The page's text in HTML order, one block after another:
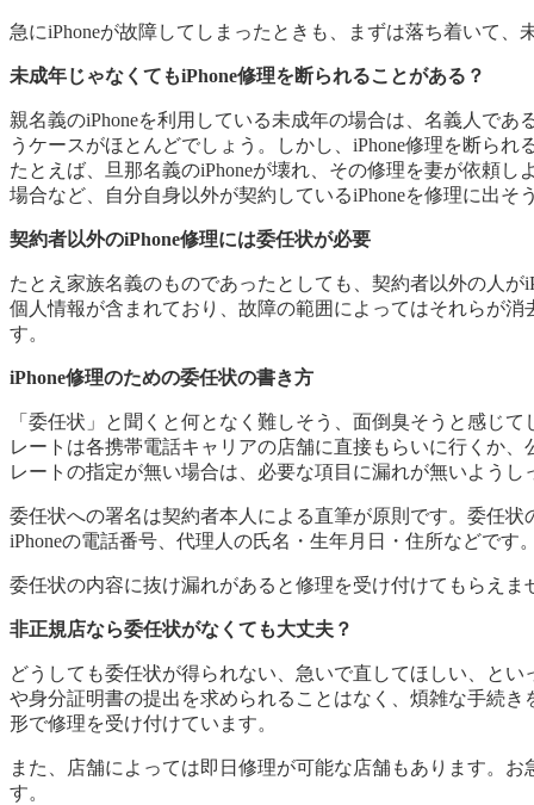
急にiPhoneが故障してしまったときも、まずは落ち着いて、
未成年じゃなくてもiPhone修理を断られることがある？
親名義のiPhoneを利用している未成年の場合は、名義人で
うケースがほとんどでしょう。しかし、iPhone修理を断ら
たとえば、旦那名義のiPhoneが壊れ、その修理を妻が依頼
場合など、自分自身以外が契約しているiPhoneを修理に出
契約者以外のiPhone修理には委任状が必要
たとえ家族名義のものであったとしても、契約者以外の人
個人情報が含まれており、故障の範囲によってはそれらが
す。
iPhone修理のための委任状の書き方
「委任状」と聞くと何となく難しそう、面倒臭そうと感じ
レートは各携帯電話キャリアの店舗に直接もらいに行くか
レートの指定が無い場合は、必要な項目に漏れが無いようし
委任状への署名は契約者本人による直筆が原則です。委任
iPhoneの電話番号、代理人の氏名・生年月日・住所などです。
委任状の内容に抜け漏れがあると修理を受け付けてもらえ
非正規店なら委任状がなくても大丈夫？
どうしても委任状が得られない、急いで直してほしい、と
や身分証明書の提出を求められることはなく、煩雑な手続
形で修理を受け付けています。
また、店舗によっては即日修理が可能な店舗もあります。
す。